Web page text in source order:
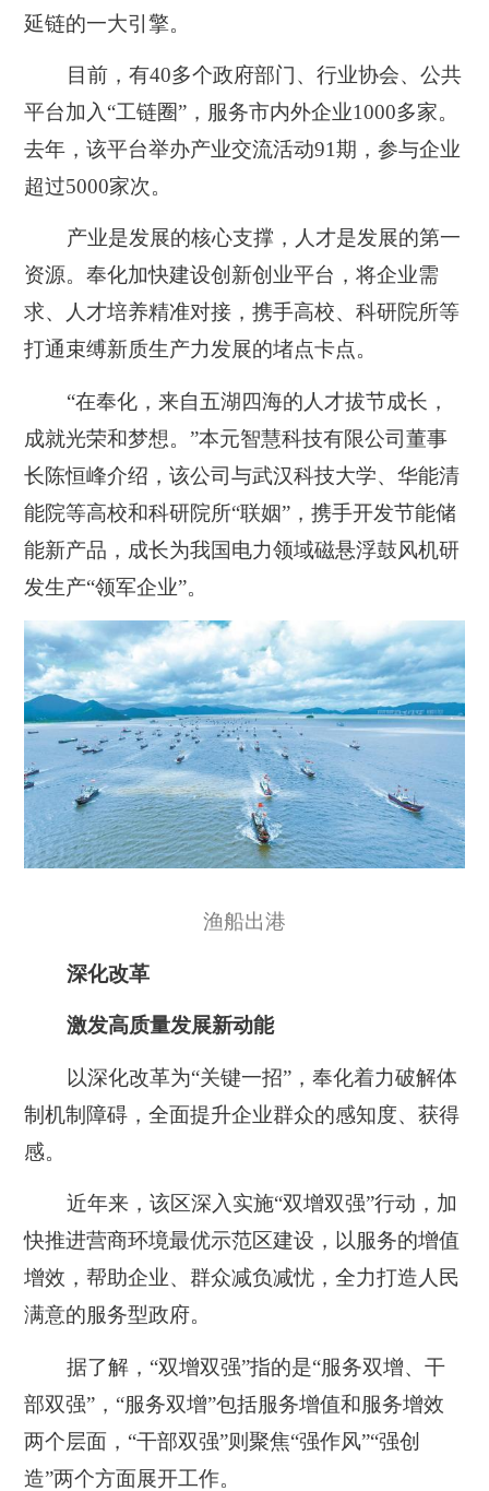
延链的一大引擎。
目前，有40多个政府部门、行业协会、公共
平台加入“工链圈”，服务市内外企业1000多家。
去年，该平台举办产业交流活动91期，参与企业
超过5000家次。
产业是发展的核心支撑，人才是发展的第一
资源。奉化加快建设创新创业平台，将企业需
求、人才培养精准对接，携手高校、科研院所等
打通束缚新质生产力发展的堵点卡点。
“在奉化，来自五湖四海的人才拔节成长，
成就光荣和梦想。”本元智慧科技有限公司董事
长陈恒峰介绍，该公司与武汉科技大学、华能清
能院等高校和科研院所“联姻”，携手开发节能储
能新产品，成长为我国电力领域磁悬浮鼓风机研
发生产“领军企业”。
渔船出港
深化改革
激发高质量发展新动能
以深化改革为“关键一招”，奉化着力破解体
制机制障碍，全面提升企业群众的感知度、获得
感。
近年来，该区深入实施“双增双强”行动，加
快推进营商环境最优示范区建设，以服务的增值
增效，帮助企业、群众减负减忧，全力打造人民
满意的服务型政府。
据了解，“双增双强”指的是“服务双增、干
部双强”，“服务双增”包括服务增值和服务增效
两个层面，“干部双强”则聚焦“强作风”“强创
造”两个方面展开工作。